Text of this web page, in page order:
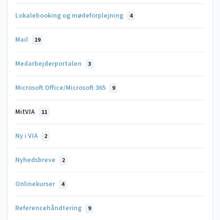
Lokalebooking og mødeforplejning 4
Mail 19
Medarbejderportalen 3
Microsoft Office/Microsoft 365 9
MitVIA 11
Ny i VIA 2
Nyhedsbreve 2
Onlinekurser 4
Referencehåndtering 9